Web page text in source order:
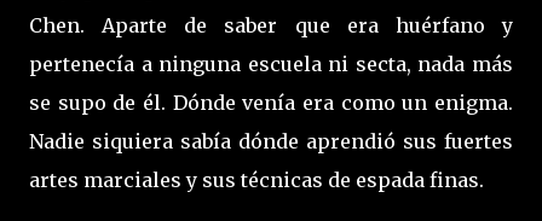
Chen. Aparte de saber que era huérfano y
pertenecía a ninguna escuela ni secta, nada más
se supo de él. Dónde venía era como un enigma.
Nadie siquiera sabía dónde aprendió sus fuertes
artes marciales y sus técnicas de espada finas.